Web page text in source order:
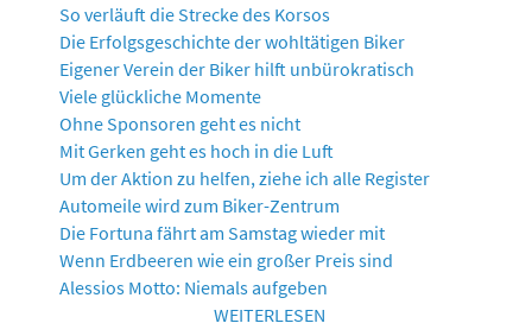
So verläuft die Strecke des Korsos
Die Erfolgsgeschichte der wohltätigen Biker
Eigener Verein der Biker hilft unbürokratisch
Viele glückliche Momente
Ohne Sponsoren geht es nicht
Mit Gerken geht es hoch in die Luft
Um der Aktion zu helfen, ziehe ich alle Register
Automeile wird zum Biker-Zentrum
Die Fortuna fährt am Samstag wieder mit
Wenn Erdbeeren wie ein großer Preis sind
Alessios Motto: Niemals aufgeben
WEITERLESEN